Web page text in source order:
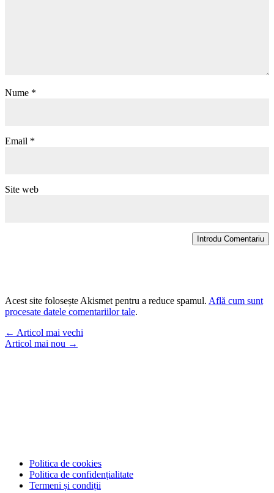
Nume *
Email *
Site web
Introdu Comentariu
Acest site folosește Akismet pentru a reduce spamul. Află cum sunt
procesate datele comentariilor tale.
← Articol mai vechi
Articol mai nou →
Politica de cookies
Politica de confidențialitate
Termeni și condiții